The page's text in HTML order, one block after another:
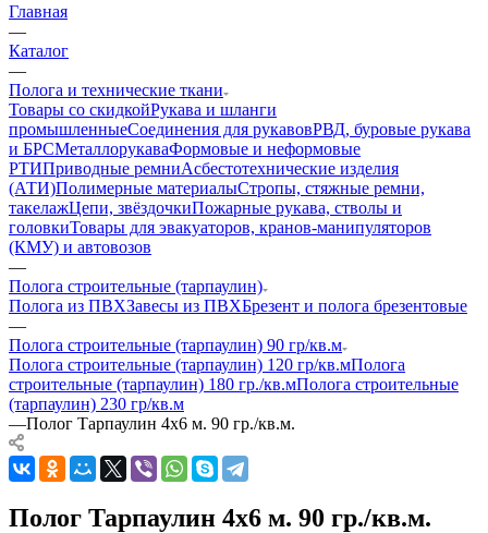
Главная
—
Каталог
—
Полога и технические ткани
Товары со скидкойРукава и шланги
промышленныеСоединения для рукавовРВД, буровые рукава
и БРСМеталлорукаваФормовые и неформовые
РТИПриводные ремниАсбестотехнические изделия
(АТИ)Полимерные материалыСтропы, стяжные ремни,
такелажЦепи, звёздочкиПожарные рукава, стволы и
головкиТовары для эвакуаторов, кранов-манипуляторов
(КМУ) и автовозов
—
Полога строительные (тарпаулин)
Полога из ПВХЗавесы из ПВХБрезент и полога брезентовые
—
Полога строительные (тарпаулин) 90 гр/кв.м
Полога строительные (тарпаулин) 120 гр/кв.мПолога
строительные (тарпаулин) 180 гр./кв.мПолога строительные
(тарпаулин) 230 гр/кв.м
—Полог Тарпаулин 4х6 м. 90 гр./кв.м.
Полог Тарпаулин 4х6 м. 90 гр./кв.м.